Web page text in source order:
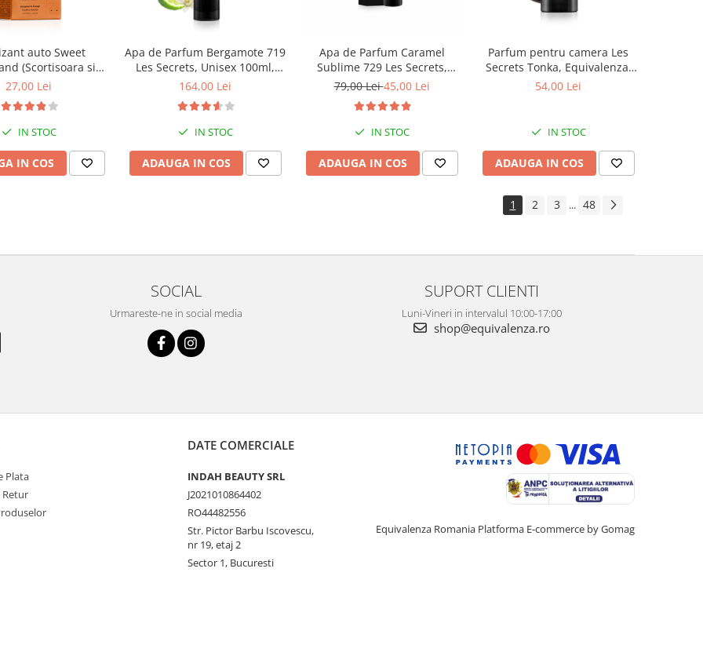
auto Sweet
(Scortisoara si
Equivalenza, 6 ml
27,00 Lei
IN STOC
IN COS
Apa de Parfum Bergamote 719
Les Secrets, Unisex 100ml,
Equivalenza
164,00 Lei
IN STOC
ADAUGA IN COS
Apa de Parfum Caramel
Sublime 729 Les Secrets,
Unisex, 30 ml, Equivalenza
79,00 Lei45,00 Lei
IN STOC
ADAUGA IN COS
Parfum pentru camera Les
Secrets Tonka, Equivalenza,
50 ml
54,00 Lei
IN STOC
ADAUGA IN COS
1 2 3 ... 48
SOCIAL
Urmareste-ne in social media
SUPORT CLIENTI
Luni-Vineri in intervalul 10:00-17:00
shop@equivalenza.ro
Plata
Retur
DATE COMERCIALE
INDAH BEAUTY SRL
J2021010864402
RO44482556
Str. Pictor Barbu Iscovescu,
nr 19, etaj 2
Sector 1, Bucuresti
Equivalenza Romania Platforma E-commerce by Gomag